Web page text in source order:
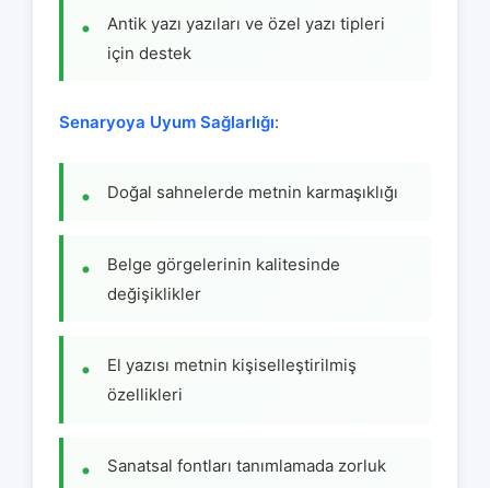
Antik yazı yazıları ve özel yazı tipleri
için destek
Senaryoya Uyum Sağlarlığı:
Doğal sahnelerde metnin karmaşıklığı
Belge görgelerinin kalitesinde
değişiklikler
El yazısı metnin kişiselleştirilmiş
özellikleri
Sanatsal fontları tanımlamada zorluk